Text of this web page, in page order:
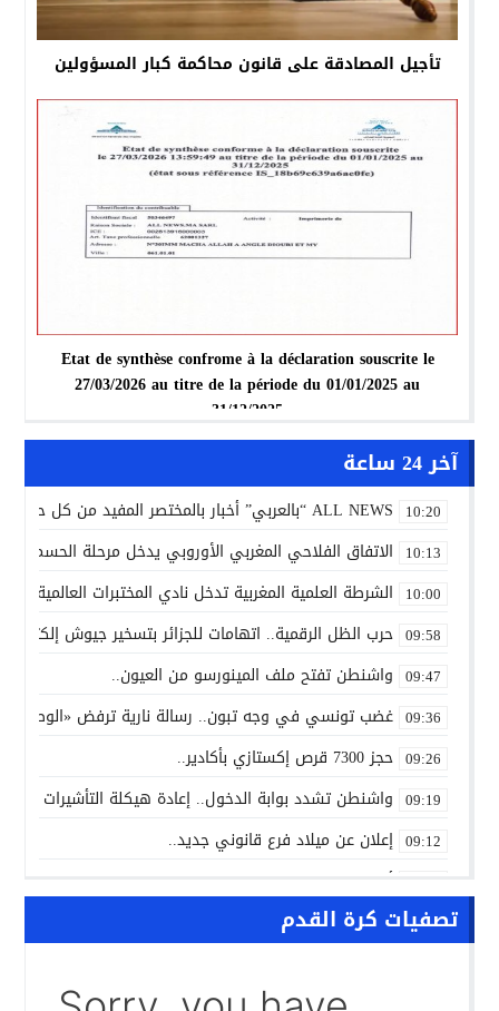
تأجيل المصادقة على قانون محاكمة كبار المسؤولين
Etat de synthèse confrome à la déclaration souscrite le
27/03/2026 au titre de la période du 01/01/2025 au
31/12/2025
آخر 24 ساعة
10:20 ALL NEWS “بالعربي” أخبار بالمختصر المفيد من كل حدب وصوب
10:13 الاتفاق الفلاحي المغربي الأوروبي يدخل مرحلة الحسم..
10:00 الشرطة العلمية المغربية تدخل نادي المختبرات العالمية..
09:58 حرب الظل الرقمية.. اتهامات للجزائر بتسخير جيوش
09:47 واشنطن تفتح ملف المينورسو من العيون..
09:36 غضب تونسي في وجه تبون.. رسالة نارية ترفض «الوصاية
09:26 حجز 7300 قرص إكستازي بأكادير..
09:19 واشنطن تشدد بوابة الدخول.. إعادة هيكلة التأشيرات تربك
09:12 إعلان عن ميلاد فرع قانوني جديد..
أزمة المحامين تدخل القضاء غرفة الإنعاش.. والمعتقلون
10:24 NEWS “بالعربي” أخبار بالمختصر المفيد من كل حدب وصوب
الجامعة تشتعل.. والرسوم قد تتحول إلى «فاتورة
تصفيات كرة القدم